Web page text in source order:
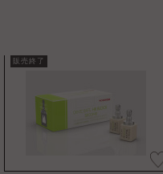
販売終了